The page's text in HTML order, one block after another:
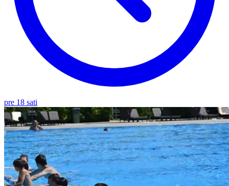
pre 18 sati